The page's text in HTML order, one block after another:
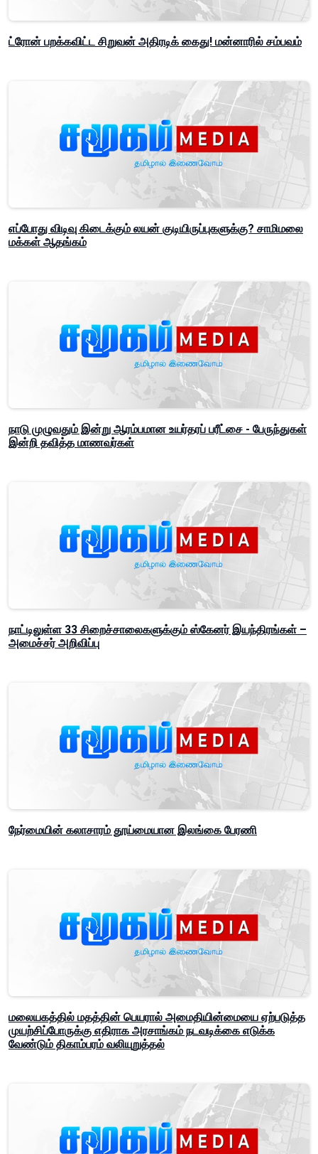
ட்ரோன் பறக்கவிட்ட சிறுவன் அதிரடிக் கைது! மன்னாரில் சம்பவம்
எப்போது விடிவு கிடைக்கும் லயன் குடியிருப்புகளுக்கு? சாமிமலை
மக்கள் ஆதங்கம்
நாடு முழுவதும் இன்று ஆரம்பமான உயர்தரப் பரீட்சை - பேருந்துகள்
இன்றி தவித்த மாணவர்கள்
நாட்டிலுள்ள 33 சிறைச்சாலைகளுக்கும் ஸ்கேனர் இயந்திரங்கள் –
அமைச்சர் அறிவிப்பு
நேர்மையின் கலாசாரம் தூய்மையான இலங்கை பேரணி
மலையகத்தில் மதத்தின் பெயரால் அமைதியின்மையை ஏற்படுத்த
முயற்சிப்போருக்கு எதிராக அரசாங்கம் நடவடிக்கை எடுக்க
வேண்டும் திகாம்பரம் வலியுறுத்தல்